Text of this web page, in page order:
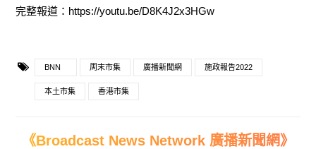
完整報道：https://youtu.be/D8K4J2x3HGw
BNN 周末市集 廣播新聞網 施政報告2022
本土市集 香港市集
《Broadcast News Network 廣播新聞網》